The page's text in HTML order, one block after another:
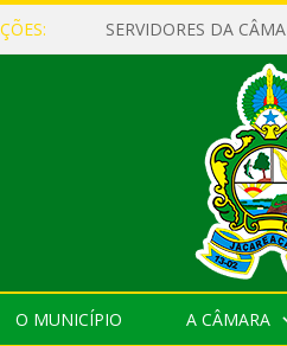
O MUNICÍPIO A CÂMARA